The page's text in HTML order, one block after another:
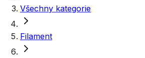
Všechny kategorie
Filament